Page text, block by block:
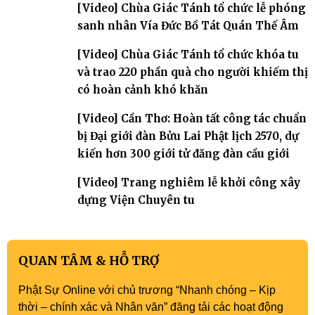
[Video] Chùa Giác Tánh tổ chức lễ phóng
sanh nhân Vía Đức Bồ Tát Quán Thế Âm
[Video] Chùa Giác Tánh tổ chức khóa tu
và trao 220 phần quà cho người khiếm thị
có hoàn cảnh khó khăn
[Video] Cần Thơ: Hoàn tất công tác chuẩn
bị Đại giới đàn Bửu Lai Phật lịch 2570, dự
kiến hơn 300 giới tử đăng đàn cầu giới
[Video] Trang nghiêm lễ khởi công xây
dựng Viện Chuyên tu
QUAN TÂM & HỖ TRỢ
Phật Sự Online với chủ trương “Nhanh chóng – Kịp
thời – chính xác và Nhân văn” đăng tải các hoạt động